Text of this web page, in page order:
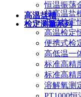
恒温振荡
高温盐槽超高温盐
检定测量系列
低温检定
高温检定
便携式检
高低温一
标准高精
标准高精
溶解氧测